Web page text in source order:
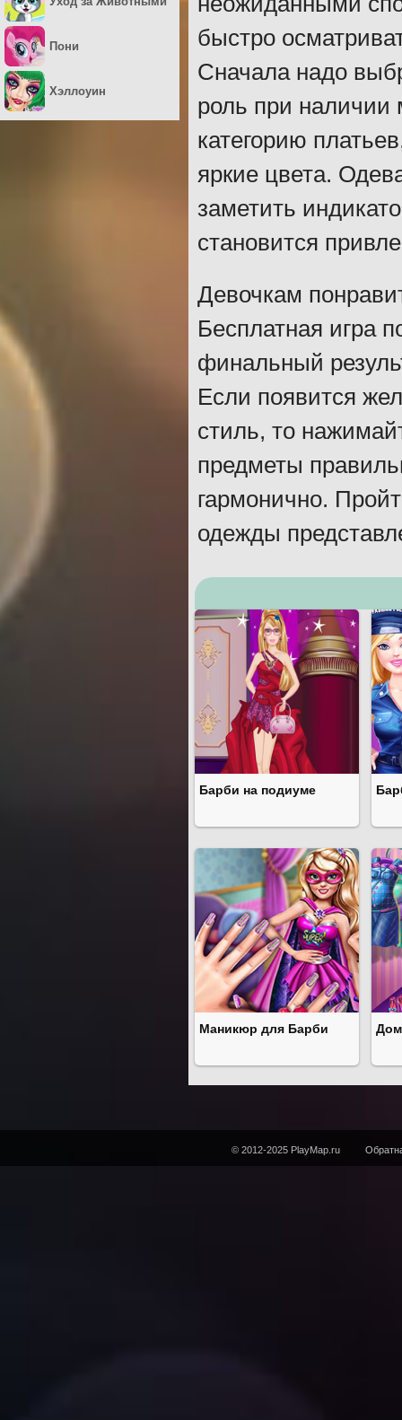
быстро
Сначала надо
роль при наличии
категорию
яркие цвета.
заметить
становится
Девочкам
Бесплатная игра
финальный
Если появится
стиль, то
предметы
гармонично.
одежды
Барби на подиуме
Маникюр для Барби
Пони
Хэллоуин
© 2012-2025 PlayMap.ru